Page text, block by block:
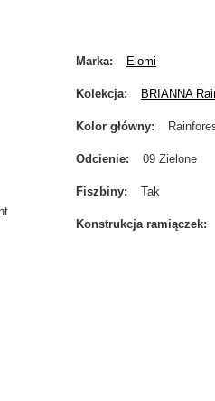
Marka Elomi
Kolekcja BRIANNA
Kolor główny
Odcienie 09 Zielone
Fiszbiny Tak
Konstrukcja ramiączek